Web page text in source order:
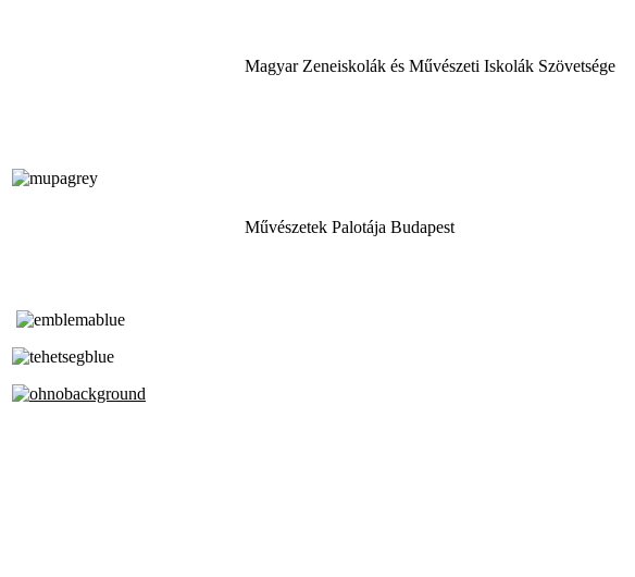
Magyar Zeneiskolák és Művészeti Iskolák Szövetsége
Művészetek Palotája Budapest